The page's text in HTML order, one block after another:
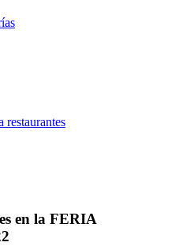
restaurantes
en la FERIA